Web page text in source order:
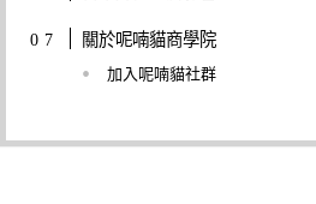
關於呢喃貓商學院
加入呢喃貓社群